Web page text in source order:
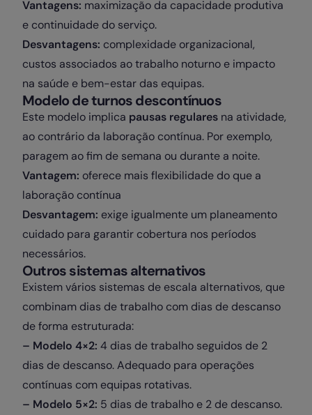
Vantagens: maximização da capacidade produtiva
e continuidade do serviço.
Desvantagens: complexidade organizacional,
custos associados ao trabalho noturno e impacto
na saúde e bem-estar das equipas.
Modelo de turnos descontínuos
Este modelo implica pausas regulares na atividade,
ao contrário da laboração contínua. Por exemplo,
paragem ao fim de semana ou durante a noite.
Vantagem: oferece mais flexibilidade do que a
laboração contínua
Desvantagem: exige igualmente um planeamento
cuidado para garantir cobertura nos períodos
necessários.
Outros sistemas alternativos
Existem vários sistemas de escala alternativos, que
combinam dias de trabalho com dias de descanso
de forma estruturada:
– Modelo 4×2: 4 dias de trabalho seguidos de 2
dias de descanso. Adequado para operações
contínuas com equipas rotativas.
– Modelo 5×2: 5 dias de trabalho e 2 de descanso.